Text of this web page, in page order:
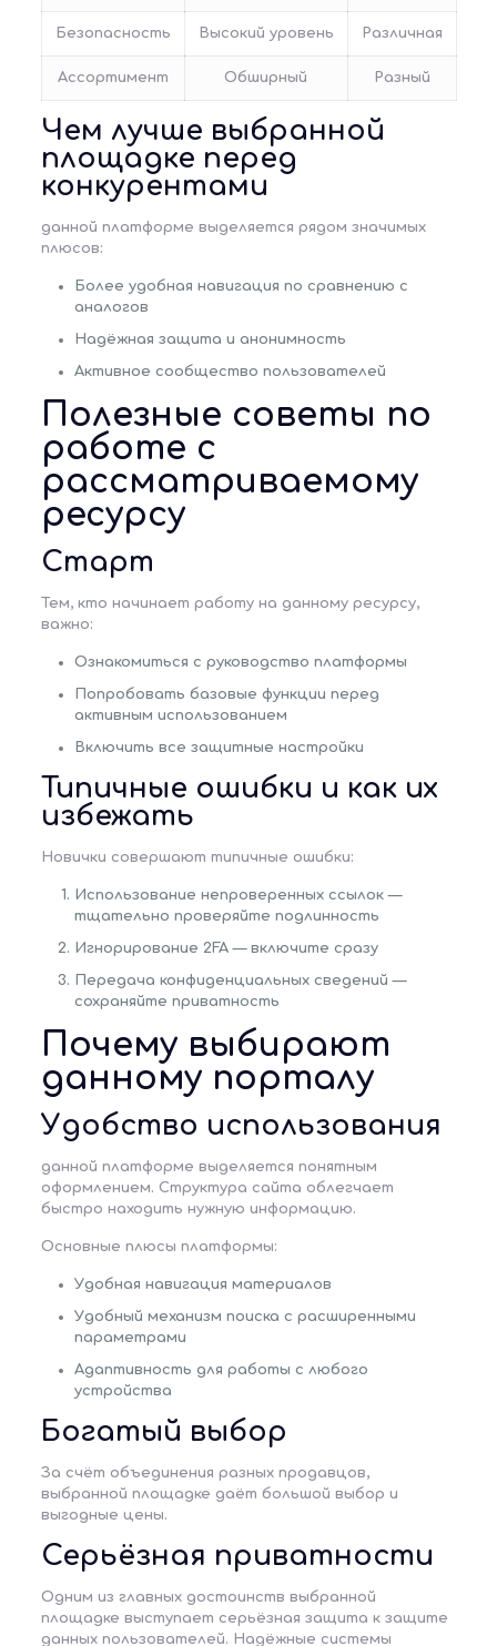
Безопасность Высокий уровень Различная
Ассортимент Обширный Разный
Чем лучше выбранной
площадке перед
конкурентами
данной платформе выделяется рядом значимых
плюсов:
Более удобная навигация по сравнению с
аналогов
Надёжная защита и анонимность
Активное сообщество пользователей
Полезные советы по
работе с
рассматриваемому
ресурсу
Старт
Тем, кто начинает работу на данному ресурсу,
важно:
Ознакомиться с руководство платформы
Попробовать базовые функции перед
активным использованием
Включить все защитные настройки
Типичные ошибки и как их
избежать
Новички совершают типичные ошибки:
Использование непроверенных ссылок —
тщательно проверяйте подлинность
Игнорирование 2FA — включите сразу
Передача конфиденциальных сведений —
сохраняйте приватность
Почему выбирают
данному порталу
Удобство использования
данной платформе выделяется понятным
оформлением. Структура сайта облегчает
быстро находить нужную информацию.
Основные плюсы платформы:
Удобная навигация материалов
Удобный механизм поиска с расширенными
параметрами
Адаптивность для работы с любого
устройства
Богатый выбор
За счёт объединения разных продавцов,
выбранной площадке даёт большой выбор и
выгодные цены.
Серьёзная приватности
Одним из главных достоинств выбранной
площадке выступает серьёзная защита к защите
данных пользователей. Надёжные системы